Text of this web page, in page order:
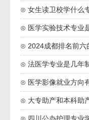
⊙ 女生读卫校学什么
⊙ 医学实验技术专业
⊙ 2024成都排名前六
⊙ 法医学专业是几年
⊙ 医学影像就业方向
⊙ 大专助产和本科助